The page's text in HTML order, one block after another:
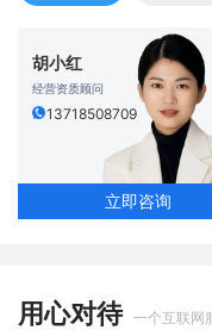
胡小红
经营资质顾问
13718508709
立即咨询
用心对待 一个互联网